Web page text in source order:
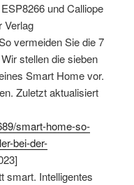
und Calliope
Verlag
vermeiden Sie die 7
stellen die sieben
Smart Home vor.
Zuletzt aktualisiert
smart-home-so-
bei-der-
smart. Intelligentes